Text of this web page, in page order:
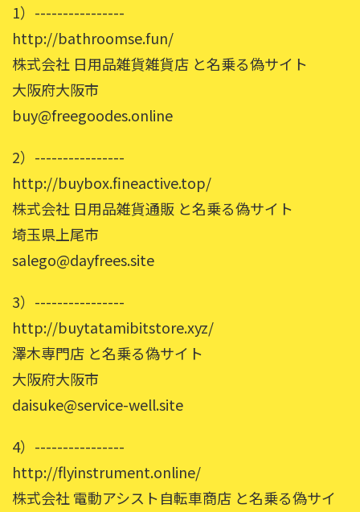
1）----------------
http://bathroomse.fun/
株式会社 日用品雑貨雑貨店 と名乗る偽サイト
大阪府大阪市
buy@freegoodes.online
2）----------------
http://buybox.fineactive.top/
株式会社 日用品雑貨通販 と名乗る偽サイト
埼玉県上尾市
salego@dayfrees.site
3）----------------
http://buytatamibitstore.xyz/
澤木専門店 と名乗る偽サイト
大阪府大阪市
daisuke@service-well.site
4）----------------
http://flyinstrument.online/
株式会社 電動アシスト自転車商店 と名乗る偽サイ